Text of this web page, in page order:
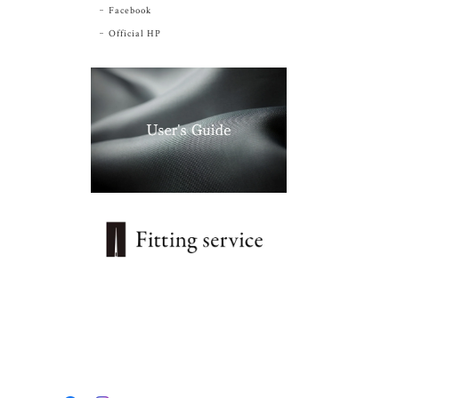
Facebook
Official HP